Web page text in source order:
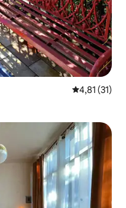
4,81 de uma
4,81 (31)